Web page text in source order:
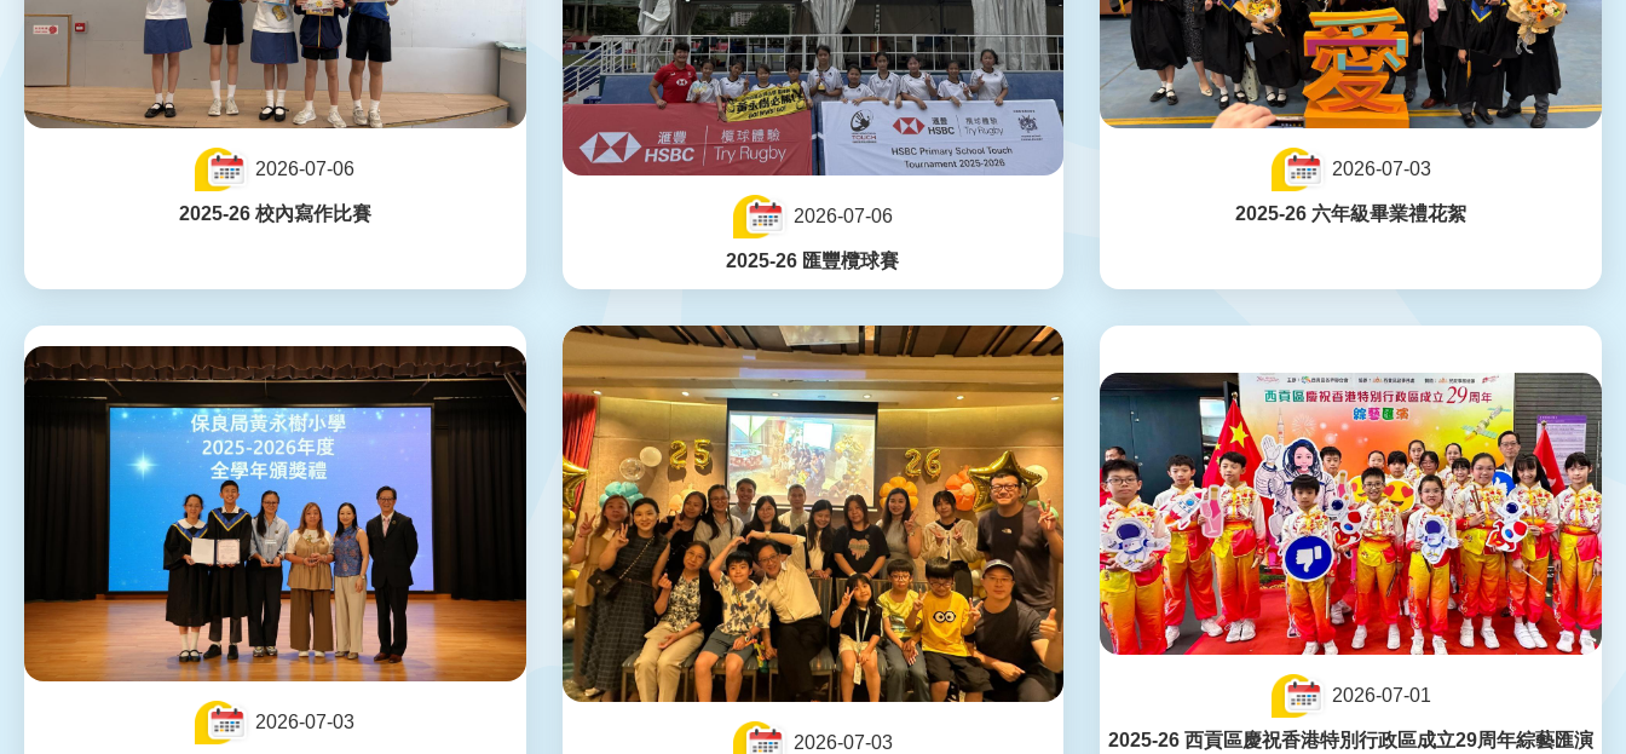
2026-07-06
2025-26 校內寫作比賽 2026-07-06
2025-26 匯豐欖球賽
2026-07-03
2025-26 六年級畢業禮花絮
2026-07-03
2026-07-03
2026-07-01
2025-26 西貢區慶祝香港特別行政區成立29周年綜藝匯演